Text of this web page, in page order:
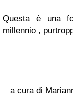
Questa è una
millennio ,
a cura di